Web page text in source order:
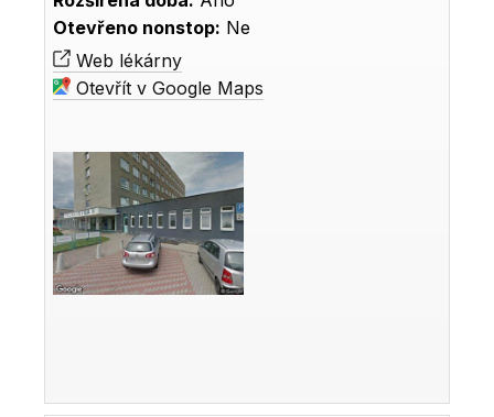
Otevřeno nonstop: Ne
Web lékárny
Otevřít v Google Maps